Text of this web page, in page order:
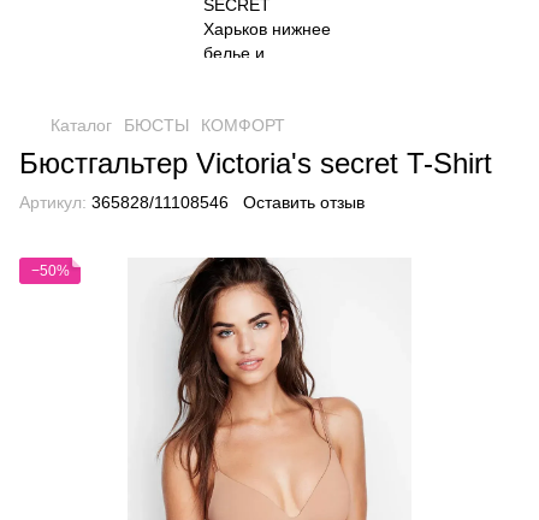
Каталог БЮСТЫ КОМФОРТ
Бюстгальтер Victoria's secret T-Shirt
Артикул: 365828/11108546 Оставить отзыв
−50%